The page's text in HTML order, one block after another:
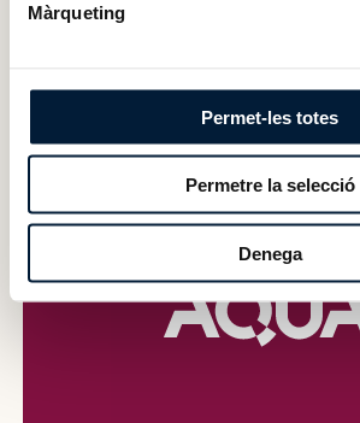
Màrqueting
Permet-les totes
Permetre la selecció
Denega
Últimes notícies